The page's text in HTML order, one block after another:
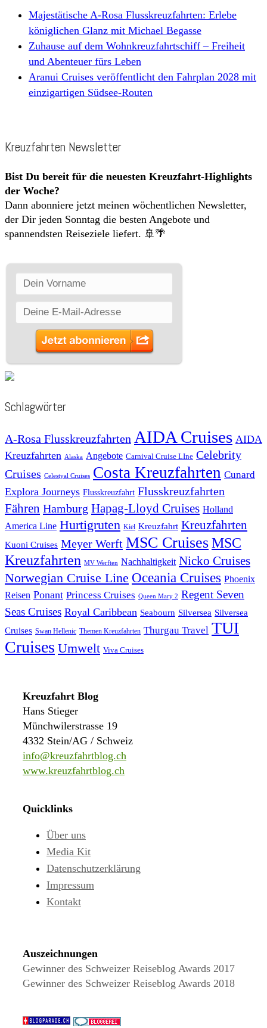
Majestätische A-Rosa Flusskreuzfahrten: Erlebe
königlichen Glanz mit Michael Begasse
Zuhause auf dem Wohnkreuzfahrtschiff – Freiheit
und Abenteuer fürs Leben
Aranui Cruises veröffentlicht den Fahrplan 2028 mit
einzigartigen Südsee-Routen
Kreuzfahrten Newsletter
Bist Du bereit für die neuesten Kreuzfahrt-Highlights
der Woche?
Dann abonniere jetzt meinen wöchentlichen Newsletter,
der Dir jeden Sonntag die besten Angebote und
spannendsten Reiseziele liefert. 🚢🌴
Schlagwörter
A-Rosa Flusskreuzfahrten AIDA Cruises AIDA
Kreuzfahrten
Alaska Angebote Carnival Cruise LIne Celebrity
Cruises Celestyal Cruises Costa Kreuzfahrten Cunard
Explora Journeys Flusskreuzfahrt Flusskreuzfahrten
Fähren Hamburg Hapag-Lloyd Cruises Holland
America Line Hurtigruten Kiel Kreuzfahrt Kreuzfahrten
Kuoni Cruises Meyer Werft MSC CruisesMSC
Kreuzfahrten MV Werften Nachhaltigkeit Nicko Cruises
Norwegian Cruise Line Oceania Cruises Phoenix
Reisen Ponant Princess Cruises Queen Mary 2 Regent Seven
Seas Cruises Royal Caribbean Seabourn Silversea Silversea
Cruises Swan Hellenic Themen Kreuzfahrten Thurgau Travel TUI
Cruises Umwelt Viva Cruises
Kreuzfahrt Blog
Hans Stieger
Münchwilerstrasse 19
4332 Stein/AG / Schweiz
info@kreuzfahrtblog.ch
www.kreuzfahrtblog.ch
Quicklinks
Über uns
Media Kit
Datenschutzerklärung
Impressum
Kontakt
Auszeichnungen
Gewinner des Schweizer Reiseblog Awards 2017
Gewinner des Schweizer Reiseblog Awards 2018